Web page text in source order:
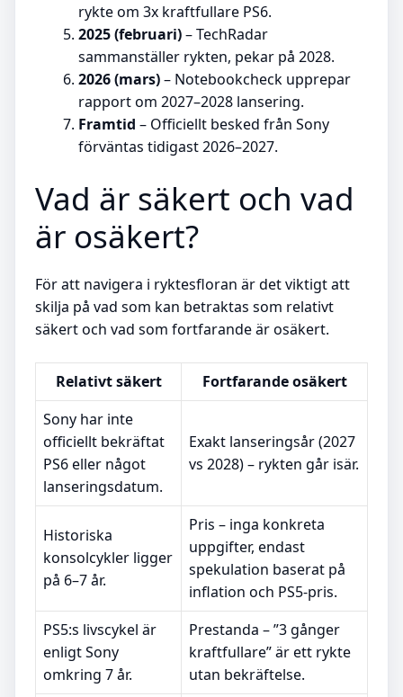
rykte om 3x kraftfullare PS6.
2025 (februari)– TechRadar
sammanställer rykten, pekar på 2028.
2026 (mars)– Notebookcheck upprepar
rapport om 2027–2028 lansering.
Framtid – Officiellt besked från Sony
förväntas tidigast 2026–2027.
Vad är säkert och vad
är osäkert?
För att navigera i ryktesfloran är det viktigt att
skilja på vad som kan betraktas som relativt
säkert och vad som fortfarande är osäkert.
Relativt säkert
Fortfarande osäkert
Sony har inte
officiellt bekräftat
PS6 eller något
lanseringsdatum.
Exakt lanseringsår (2027
vs 2028) – rykten går isär.
Historiska
konsolcykler ligger
på 6–7 år.
Pris – inga konkreta
uppgifter, endast
spekulation baserat på
inflation och PS5-pris.
PS5:s livscykel är
enligt Sony
omkring 7 år.
Prestanda – ”3 gånger
kraftfullare” är ett rykte
utan bekräftelse.